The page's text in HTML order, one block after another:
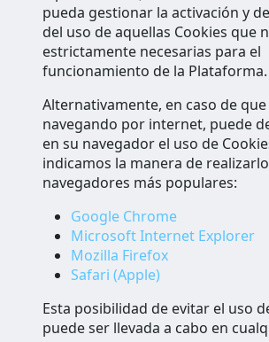
pueda gestionar la activación y
del uso de aquellas Cookies que
estrictamente necesarias para el
funcionamiento de la Plataforma.
Alternativamente, en caso de
navegando por internet, puede
en su navegador el uso de
indicamos la manera de
navegadores más populares:
Google Chrome
Microsoft Internet Explorer
Mozilla Firefox
Safari (Apple)
Esta posibilidad de evitar el uso
puede ser llevada a cabo en